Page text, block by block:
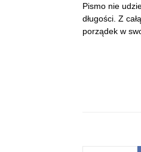
Pismo nie
długości. Z
porządek w